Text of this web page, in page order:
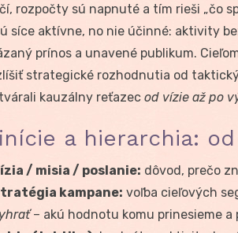
rozpočty sú napnuté a tím rieši „čo
síce aktívne, no nie účinné: aktivity
prínos a unavené publikum.
strategické rozhodnutia od
kauzálny reťazec od vízie až po
a hierarchia:
/ misia / poslanie: dôvod, prečo
kampane: voľba cieľových
– akú hodnotu komu prinesieme